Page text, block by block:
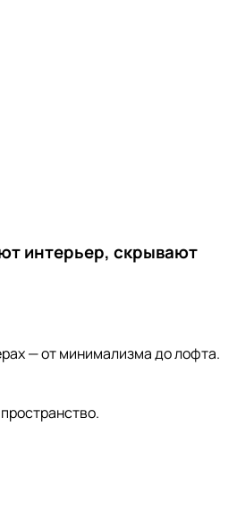
интерьер, скрывают
— от минимализма до лофта.